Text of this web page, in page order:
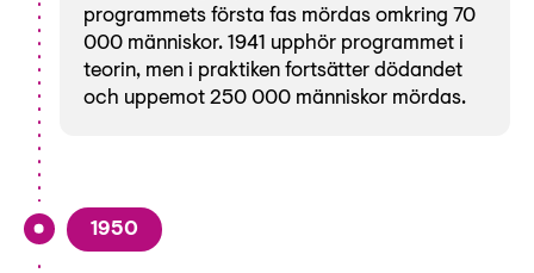
programmets första fas mördas omkring 70
000 människor. 1941 upphör programmet i
teorin, men i praktiken fortsätter dödandet
och uppemot 250 000 människor mördas.
1950